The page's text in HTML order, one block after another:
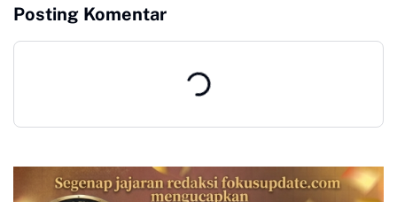
Posting Komentar